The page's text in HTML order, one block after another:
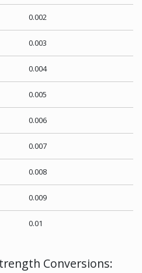
0.002
0.003
0.004
0.005
0.006
0.007
0.008
0.009
0.01
Conversions: